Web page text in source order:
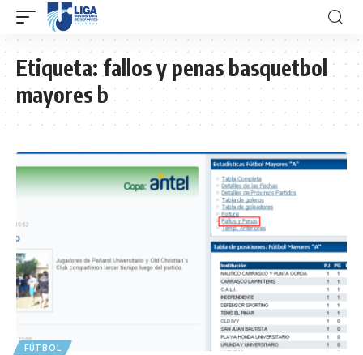
Etiqueta:fallos y penas basquetbol
mayores b
FÚTBOL